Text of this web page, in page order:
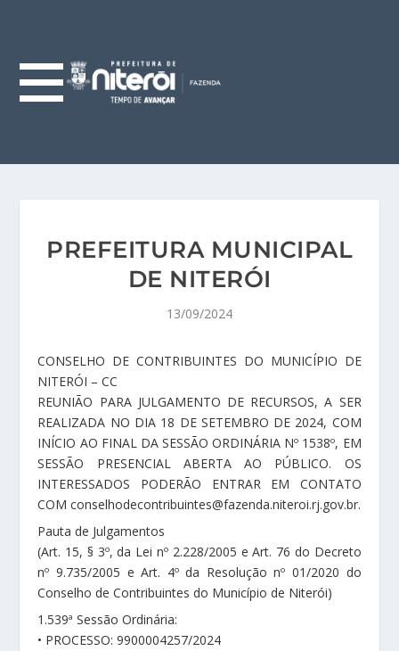
PREFEITURA MUNICIPAL
DE NITERÓI
13/09/2024
CONSELHO DE CONTRIBUINTES DO MUNICÍPIO DE
NITERÓI – CC
REUNIÃO PARA JULGAMENTO DE RECURSOS, A SER
REALIZADA NO DIA 18 DE SETEMBRO DE 2024, COM
INÍCIO AO FINAL DA SESSÃO ORDINÁRIA Nº 1538º, EM
SESSÃO PRESENCIAL ABERTA AO PÚBLICO. OS
INTERESSADOS PODERÃO ENTRAR EM CONTATO
COM conselhodecontribuintes@fazenda.niteroi.rj.gov.br.
Pauta de Julgamentos
(Art. 15, § 3º, da Lei nº 2.228/2005 e Art. 76 do Decreto
nº 9.735/2005 e Art. 4º da Resolução nº 01/2020 do
Conselho de Contribuintes do Município de Niterói)
1.539ª Sessão Ordinária:
• PROCESSO: 9900004257/2024